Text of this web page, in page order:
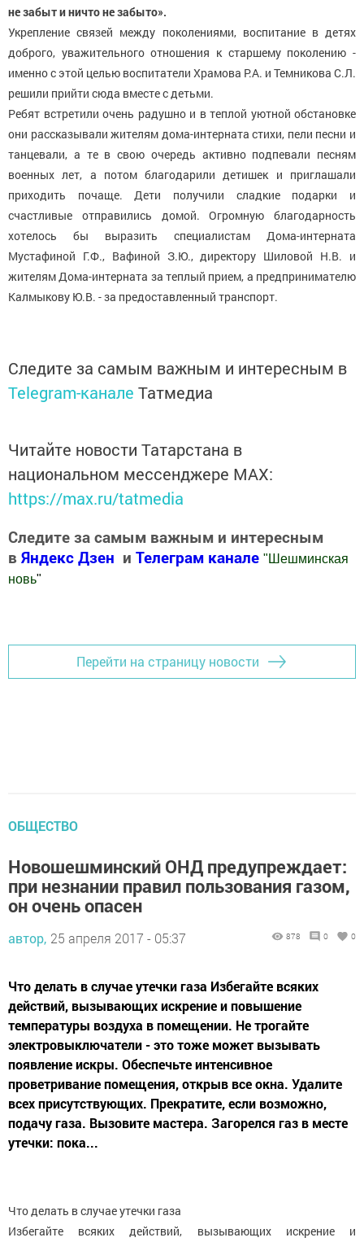
не забыт и ничто не забыто».
Укрепление связей между поколениями, воспитание в детях
доброго, уважительного отношения к старшему поколению -
именно с этой целью воспитатели Храмова Р.А. и Темникова С.Л.
решили прийти сюда вместе с детьми.
Ребят встретили очень радушно и в теплой уютной обстановке
они рассказывали жителям дома-интерната стихи, пели песни и
танцевали, а те в свою очередь активно подпевали песням
военных лет, а потом благодарили детишек и приглашали
приходить почаще. Дети получили сладкие подарки и
счастливые отправились домой. Огромную благодарность
хотелось бы выразить специалистам Дома-интерната
Мустафиной Г.Ф., Вафиной З.Ю., директору Шиловой Н.В. и
жителям Дома-интерната за теплый прием, а предпринимателю
Калмыкову Ю.В. - за предоставленный транспорт.
Следите за самым важным и интересным в
Telegram-канале Татмедиа
Читайте новости Татарстана в
национальном мессенджере MАХ:
https://max.ru/tatmedia
Следите за самым важным и интересным
в Яндекс Дзен и Телеграм канале " Шешминская
новь"
Перейти на страницу новости
ОБЩЕСТВО
Новошешминский ОНД предупреждает:
при незнании правил пользования газом,
он очень опасен
автор, 25 апреля 2017 - 05:37 878 0 0
Что делать в случае утечки газа Избегайте всяких
действий, вызывающих искрение и повышение
температуры воздуха в помещении. Не трогайте
электровыключатели - это тоже может вызывать
появление искры. Обеспечьте интенсивное
проветривание помещения, открыв все окна. Удалите
всех присутствующих. Прекратите, если возможно,
подачу газа. Вызовите мастера. Загорелся газ в месте
утечки: пока...
Что делать в случае утечки газа
Избегайте всяких действий, вызывающих искрение и